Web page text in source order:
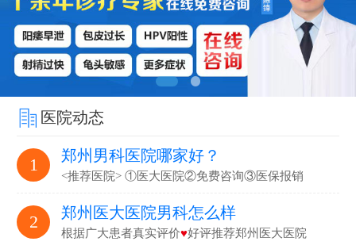
医院动态
1 郑州男科医院哪家好？
<推荐医院> ①医大医院②免费咨询③医保报销
2 郑州医大医院男科怎么样
根据广大患者真实评价♥好评推荐郑州医大医院